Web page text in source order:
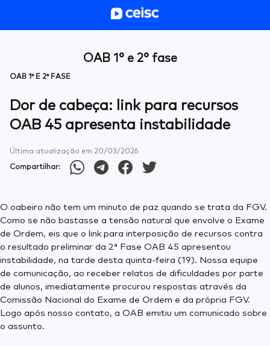
OAB 1° e 2° fase
OAB 1° E 2° FASE
Dor de cabeça: link para recursos
OAB 45 apresenta instabilidade
Última atualização em 20/03/2026
Compartilhar:
O oabeiro não tem um minuto de paz quando se trata da FGV.
Como se não bastasse a tensão natural que envolve o Exame
de Ordem, eis que o link para interposição de recursos contra
o resultado preliminar da 2ª Fase OAB 45 apresentou
instabilidade, na tarde desta quinta-feira (19). Nossa equipe
de comunicação, ao receber relatos de dificuldades por parte
de alunos, imediatamente procurou respostas através da
Comissão Nacional do Exame de Ordem e da própria FGV.
Logo após nosso contato, a OAB emitiu um comunicado sobre
o assunto.